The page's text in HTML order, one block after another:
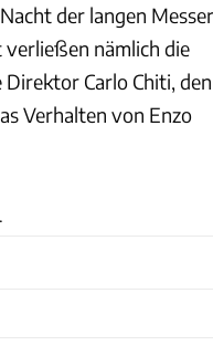
der langen Messer
verließen nämlich die
Carlo Chiti, den
Verhalten von Enzo